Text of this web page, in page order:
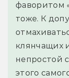
фаворитом
тоже. К
клянчащих
непростой
этого